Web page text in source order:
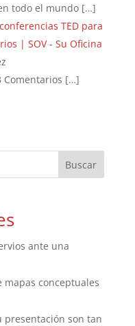
todo el mundo […]
TED para
| SOV - Su Oficina
[…]
ante una
mapas conceptuales
presentación son tan